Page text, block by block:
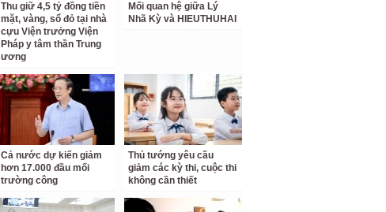
Thu giữ 4,5 tỷ đồng tiền
mặt, vàng, sổ đỏ tại nhà
cựu Viện trưởng Viện
Pháp y tâm thần Trung
ương
Mối quan hệ giữa Lý
Nhã Kỳ và HIEUTHUHAI
Cả nước dự kiến giảm
hơn 17.000 đầu mối
trường công
Thủ tướng yêu cầu
giảm các kỳ thi, cuộc thi
không cần thiết